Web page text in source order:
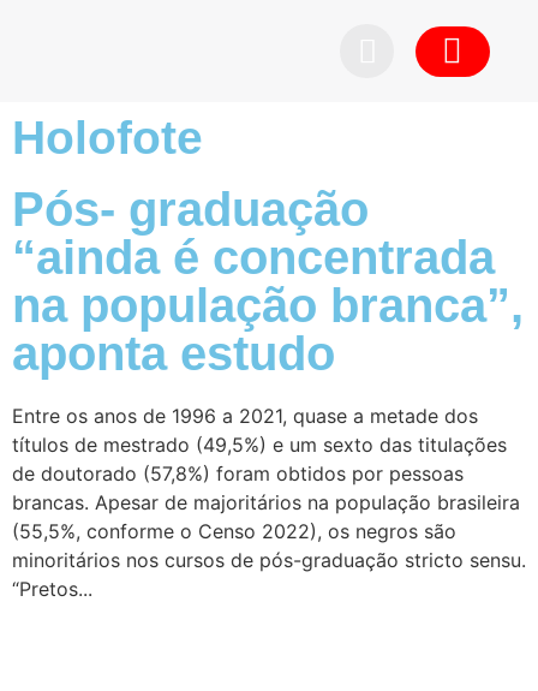
Holofote
Pós- graduação
“ainda é concentrada
na população branca”,
aponta estudo
Entre os anos de 1996 a 2021, quase a metade dos
títulos de mestrado (49,5%) e um sexto das titulações
de doutorado (57,8%) foram obtidos por pessoas
brancas. Apesar de majoritários na população brasileira
(55,5%, conforme o Censo 2022), os negros são
minoritários nos cursos de pós-graduação stricto sensu.
“Pretos...